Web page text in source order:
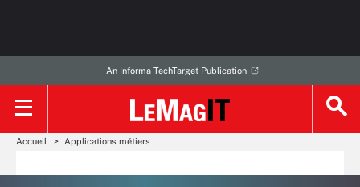
An Informa TechTarget Publication
Accueil Applications métiers